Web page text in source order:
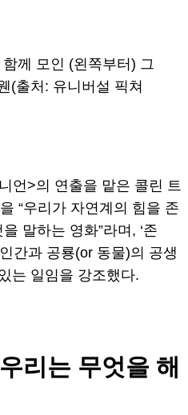
께 모인 (왼쪽부터) 그
(출처: 유니버설 픽쳐
언>의 연출을 맡은 콜린 트
“우리가 자연계의 힘을 존
말하는 영화”라며, ‘존
간과 공룡(or 동물)의 공생
는 일임을 강조했다.
리는 무엇을 해